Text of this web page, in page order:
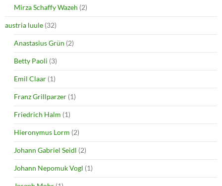
i
n
d
o
)
w
i
n
d
w
)
Mirza Schaffy Wazeh (2)
austria luule (32)
Anastasius Grün (2)
Betty Paoli (3)
Emil Claar (1)
Franz Grillparzer (1)
Friedrich Halm (1)
Hieronymus Lorm (2)
Johann Gabriel Seidl (2)
Johann Nepomuk Vogl (1)